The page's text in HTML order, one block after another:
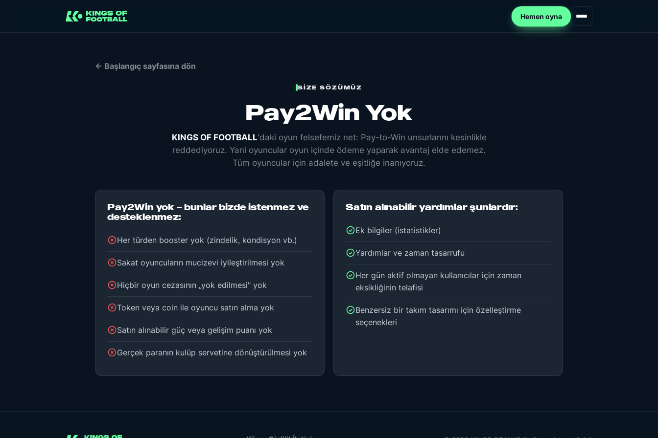
Hemen oyna
← Başlangıç sayfasına dön
SIZE SÖZÜMÜZ
Pay2Win Yok
KINGS OF FOOTBALL'daki oyun felsefemiz net: Pay-to-Win unsurlarını kesinlikle
reddediyoruz. Yani oyuncular oyun içinde ödeme yaparak avantaj elde edemez.
Tüm oyuncular için adalete ve eşitliğe inanıyoruz.
Pay2Win yok – bunlar bizde istenmez ve
desteklenmez:
Her türden booster yok (zindelik, kondisyon vb.)
Sakat oyuncuların mucizevi iyileştirilmesi yok
Hiçbir oyun cezasının „yok edilmesi" yok
Token veya coin ile oyuncu satın alma yok
Satın alınabilir güç veya gelişim puanı yok
Gerçek paranın kulüp servetine dönüştürülmesi yok
Satın alınabilir yardımlar şunlardır:
Ek bilgiler (istatistikler)
Yardımlar ve zaman tasarrufu
Her gün aktif olmayan kullanıcılar için zaman
eksikliğinin telafisi
Benzersiz bir takım tasarımı için özelleştirme
seçenekleri